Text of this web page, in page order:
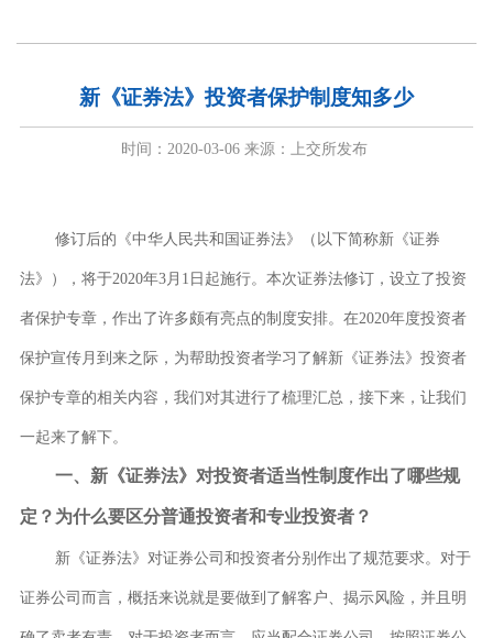
新《证券法》投资者保护制度知多少
时间： 2020-03-06 来源：上交所发布
修订后的《中华人民共和国证券法》（以下简称新《证券
法》），将于2020年3月1日起施行。本次证券法修订，设立了投资
者保护专章，作出了许多颇有亮点的制度安排。在2020年度投资者
保护宣传月到来之际，为帮助投资者学习了解新《证券法》投资者
保护专章的相关内容，我们对其进行了梳理汇总，接下来，让我们
一起来了解下。
一、新《证券法》对投资者适当性制度作出了哪些规
定？为什么要区分普通投资者和专业投资者？
新《证券法》对证券公司和投资者分别作出了规范要求。对于
证券公司而言，概括来说就是要做到了解客户、揭示风险，并且明